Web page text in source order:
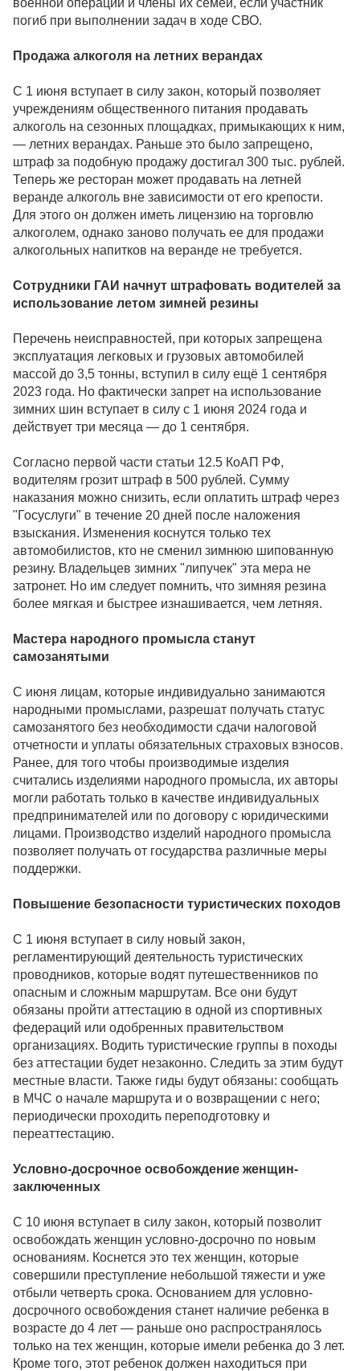
погиб при выполнении задач в ходе СВО.
Продажа алкоголя на летних верандах
С 1 июня вступает в силу закон, который позволяет
учреждениям общественного питания продавать
алкоголь на сезонных площадках, примыкающих к ним,
— летних верандах. Раньше это было запрещено,
штраф за подобную продажу достигал 300 тыс. рублей.
Теперь же ресторан может продавать на летней
веранде алкоголь вне зависимости от его крепости.
Для этого он должен иметь лицензию на торговлю
алкоголем, однако заново получать ее для продажи
алкогольных напитков на веранде не требуется.
Сотрудники ГАИ начнут штрафовать водителей за
использование летом зимней резины
Перечень неисправностей, при которых запрещена
эксплуатация легковых и грузовых автомобилей
массой до 3,5 тонны, вступил в силу ещё 1 сентября
2023 года. Но фактически запрет на использование
зимних шин вступает в силу с 1 июня 2024 года и
действует три месяца — до 1 сентября.
Согласно первой части статьи 12.5 КоАП РФ,
водителям грозит штраф в 500 рублей. Сумму
наказания можно снизить, если оплатить штраф через
"Госуслуги" в течение 20 дней после наложения
взыскания. Изменения коснутся только тех
автомобилистов, кто не сменил зимнюю шипованную
резину. Владельцев зимних "липучек" эта мера не
затронет. Но им следует помнить, что зимняя резина
более мягкая и быстрее изнашивается, чем летняя.
Мастера народного промысла станут
самозанятыми
С июня лицам, которые индивидуально занимаются
народными промыслами, разрешат получать статус
самозанятого без необходимости сдачи налоговой
отчетности и уплаты обязательных страховых взносов.
Ранее, для того чтобы производимые изделия
считались изделиями народного промысла, их авторы
могли работать только в качестве индивидуальных
предпринимателей или по договору с юридическими
лицами. Производство изделий народного промысла
позволяет получать от государства различные меры
поддержки.
Повышение безопасности туристических походов
С 1 июня вступает в силу новый закон,
регламентирующий деятельность туристических
проводников, которые водят путешественников по
опасным и сложным маршрутам. Все они будут
обязаны пройти аттестацию в одной из спортивных
федераций или одобренных правительством
организациях. Водить туристические группы в походы
без аттестации будет незаконно. Следить за этим будут
местные власти. Также гиды будут обязаны: сообщать
в МЧС о начале маршрута и о возвращении с него;
периодически проходить переподготовку и
переаттестацию.
Условно-досрочное освобождение женщин-
заключенных
С 10 июня вступает в силу закон, который позволит
освобождать женщин условно-досрочно по новым
основаниям. Коснется это тех женщин, которые
совершили преступление небольшой тяжести и уже
отбыли четверть срока. Основанием для условно-
досрочного освобождения станет наличие ребенка в
возрасте до 4 лет — раньше оно распространялось
только на тех женщин, которые имели ребенка до 3 лет.
Кроме того, этот ребенок должен находиться при